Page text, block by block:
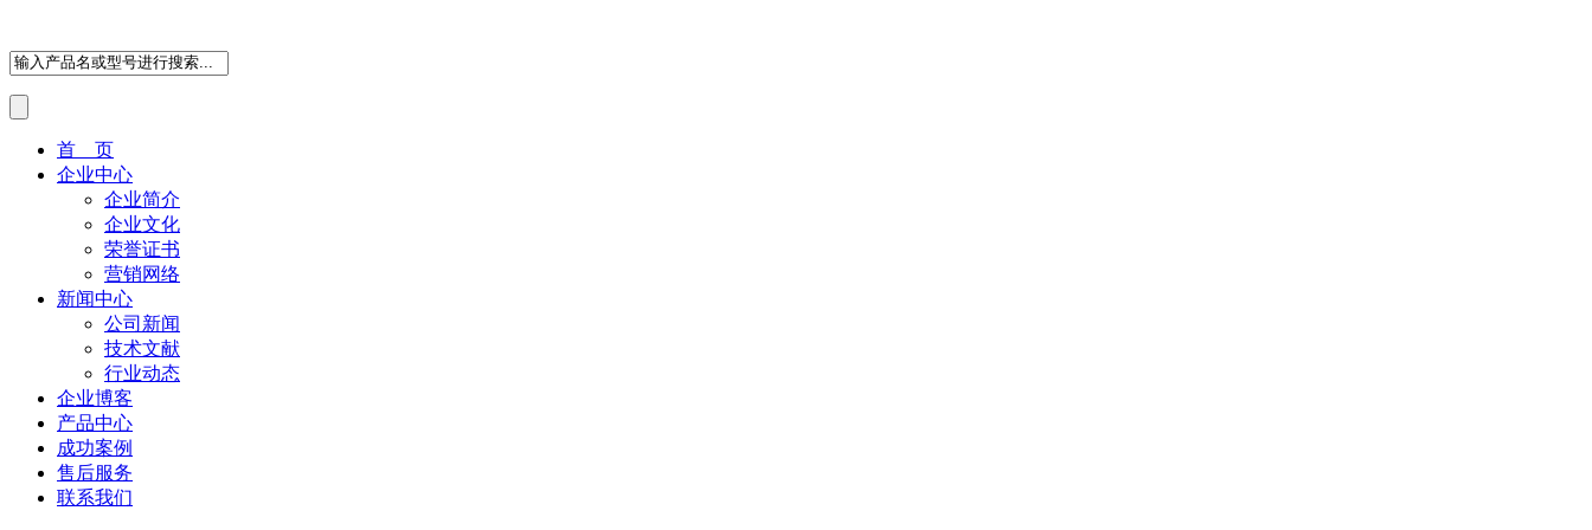
首 页
企业中心
企业简介
企业文化
荣誉证书
营销网络
新闻中心
公司新闻
技术文献
行业动态
企业博客
产品中心
成功案例
售后服务
联系我们